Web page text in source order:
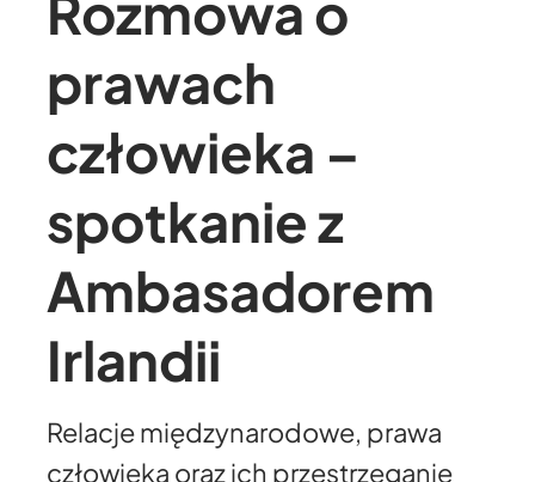
prawach
człowieka –
spotkanie z
Ambasadorem
Irlandii
Relacje międzynarodowe, prawa
człowieka oraz ich przestrzeganie